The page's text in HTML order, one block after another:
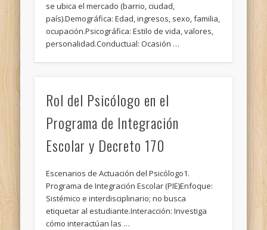
se ubica el mercado (barrio, ciudad,
país).Demográfica: Edad, ingresos, sexo, familia,
ocupación.Psicográfica: Estilo de vida, valores,
personalidad.Conductual: Ocasión …
Rol del Psicólogo en el
Programa de Integración
Escolar y Decreto 170
Escenarios de Actuación del Psicólogo1.
Programa de Integración Escolar (PIE)Enfoque:
Sistémico e interdisciplinario; no busca
etiquetar al estudiante.Interacción: Investiga
cómo interactúan las …